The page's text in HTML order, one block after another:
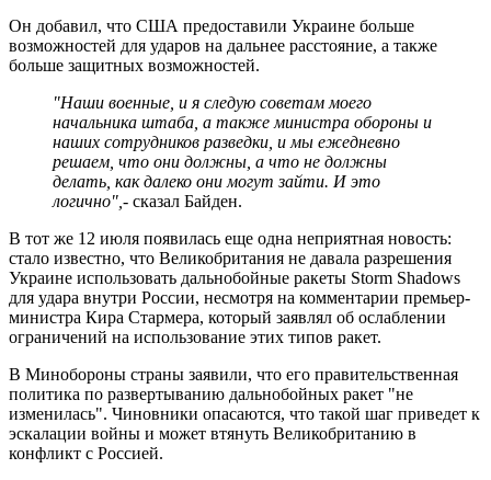
Он добавил, что США предоставили Украине больше
возможностей для ударов на дальнее расстояние, а также
больше защитных возможностей.
"Наши военные, и я следую советам моего
начальника штаба, а также министра обороны и
наших сотрудников разведки, и мы ежедневно
решаем, что они должны, а что не должны
делать, как далеко они могут зайти. И это
логично",- сказал Байден.
В тот же 12 июля появилась еще одна неприятная новость:
стало известно, что Великобритания не давала разрешения
Украине использовать дальнобойные ракеты Storm Shadows
для удара внутри России, несмотря на комментарии премьер-
министра Кира Стармера, который заявлял об ослаблении
ограничений на использование этих типов ракет.
В Минобороны страны заявили, что его правительственная
политика по развертыванию дальнобойных ракет "не
изменилась". Чиновники опасаются, что такой шаг приведет к
эскалации войны и может втянуть Великобританию в
конфликт с Россией.